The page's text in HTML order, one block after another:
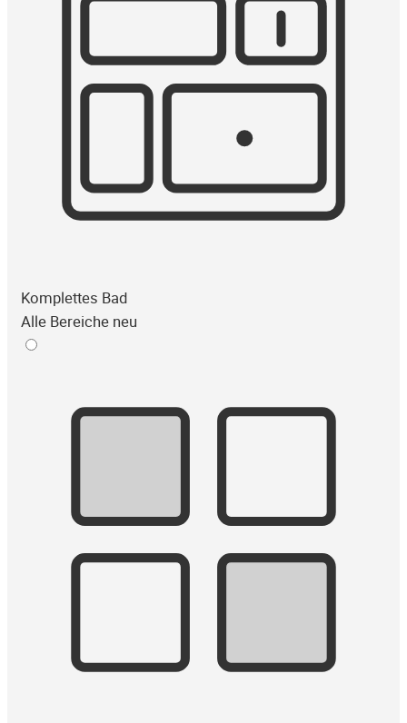
Komplettes Bad
Alle Bereiche neu